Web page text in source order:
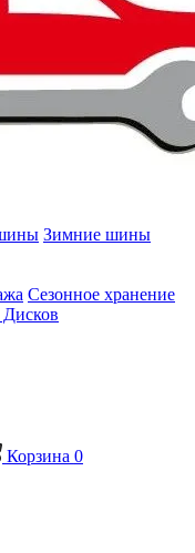
Зимние шины
Сезонное хранение
Корзина 0